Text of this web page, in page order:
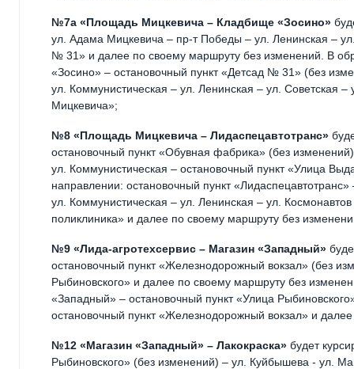
№7а «Площадь Мицкевича – Кладбище «Зосино»
ул. Адама Мицкевича – пр-т Победы – ул. Ленинская –
№ 31» и далее по своему маршруту без изменений. В
«Зосино» – остановочный пункт «Детсад № 31» (без
ул. Коммунистическая – ул. Ленинская – ул. Советская
Мицкевича»;
№8 «Площадь Мицкевича – Лидаспецавтотранс»
остановочный пункт «Обувная фабрика» (без
ул. Коммунистическая – остановочный пункт «Улица
направлении: остановочный пункт
ул. Коммунистическая – ул. Ленинская – ул.
поликлиника» и далее по своему маршруту без
№9 «Лида-агротехсервис – Магазин «Западный»
остановочный пункт «Железнодорожный вокзал» (без
Рыбиновского» и далее по своему маршруту без
«Западный» – остановочный пункт «Улица
остановочный пункт «Железнодорожный вокзал» и
№12 «Магазин «Западный» – Лакокраска» будет
Рыбиновского» (без изменений) – ул. Куйбышева - ул.